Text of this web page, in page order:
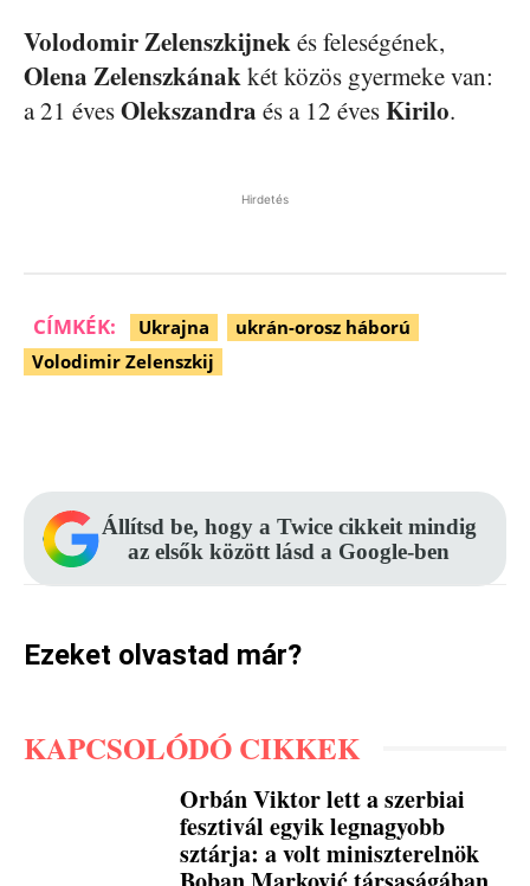
Volodomir Zelenszkijnekés feleségének,
Olena Zelenszkánakkét közös gyermeke van:
a 21 évesOlekszandra és a 12 évesKirilo.
Hirdetés
CÍMKÉK: Ukrajna
ukrán-orosz háború
Volodimir Zelenszkij
Állítsd be, hogy a Twice cikkeit mindig
az elsők között lásd a Google-ben
Ezeket olvastad már?
KAPCSOLÓDÓ CIKKEK
Orbán Viktor lett a szerbiai
fesztivál egyik legnagyobb
sztárja: a volt miniszterelnök